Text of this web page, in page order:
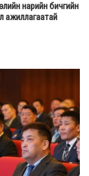
нарийн бичгийн
ажиллагаатай